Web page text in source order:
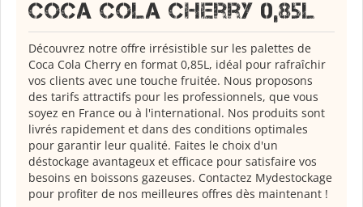
Coca Cola Cherry 0,85L
Découvrez notre offre irrésistible sur les palettes de
Coca Cola Cherry en format 0,85L, idéal pour rafraîchir
vos clients avec une touche fruitée. Nous proposons
des tarifs attractifs pour les professionnels, que vous
soyez en France ou à l'international. Nos produits sont
livrés rapidement et dans des conditions optimales
pour garantir leur qualité. Faites le choix d'un
déstockage avantageux et efficace pour satisfaire vos
besoins en boissons gazeuses. Contactez Mydestockage
pour profiter de nos meilleures offres dès maintenant !